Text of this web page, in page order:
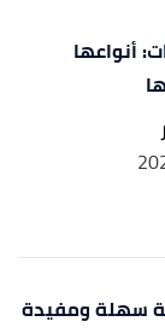
أنواعها
سهلة ومفيدة